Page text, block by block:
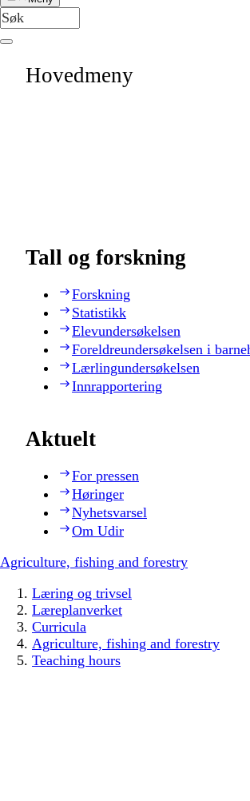
Hovedmeny
Tall og forskning
Forskning
Statistikk
Elevundersøkelsen
Foreldreundersøkelsen i
Lærlingundersøkelsen
Innrapportering
Aktuelt
For pressen
Høringer
Nyhetsvarsel
Om Udir
Agriculture, fishing and forestry
Læring og trivsel
Læreplanverket
Curricula
Agriculture, fishing and forestry
Teaching hours